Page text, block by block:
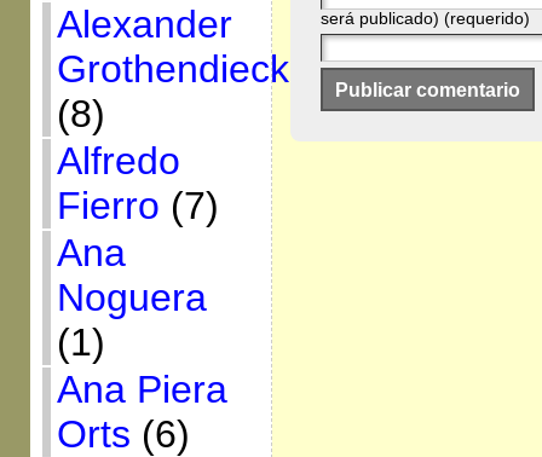
Alexander
Grothendieck
(8)
Alfredo
Fierro (7)
Ana
Noguera
(1)
Ana Piera
Orts (6)
será publicado) (requerido)